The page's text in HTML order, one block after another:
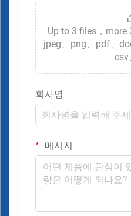
Up to 3 files，more
jpeg、png、pdf、
csv
회사명
메시지